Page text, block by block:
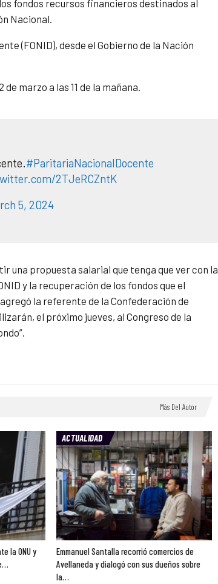
fondos recursos financieros destinados al
Nacional.
(FONID), desde el Gobierno de la Nación
marzo a las 11 de la mañana.
#ParitariaNacionalDocente
2TJeRCZntK
5, 2024
una propuesta salarial que tenga que ver con la
y la recuperación de los fondos que el
la referente de la Confederación de
el próximo jueves, al Congreso de la
Más Del Autor
la ONU y
ACTUALIDAD
Emmanuel Santalla recorrió comercios de
Avellaneda y dialogó con sus dueños sobre
la…